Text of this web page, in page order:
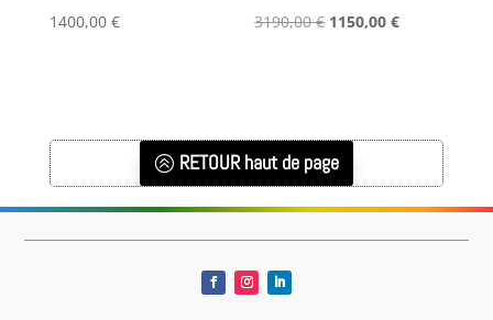
1400,00 € 3190,00€ Le
1150,00€Le
RETOUR haut de page